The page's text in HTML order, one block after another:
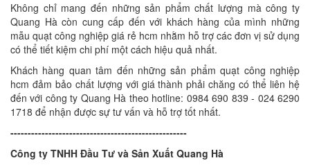
Không chỉ mang đến những sản phẩm chất lượng mà công ty
Quang Hà còn cung cấp đến với khách hàng của mình những
mẫu quạt công nghiệp giá rẻ hcm nhằm hỗ trợ các đơn vị sử dụng
có thể tiết kiệm chi phí một cách hiệu quả nhất.
Khách hàng quan tâm đến những sản phẩm quạt công nghiệp
hcm đảm bảo chất lượng với giá thành phải chăng có thể liên hệ
đến với công ty Quang Hà theo hotline: 0984 690 839 - 024 6290
1718 để nhận được sự tư vấn và hỗ trợ tốt nhất.
---------------------------------------------------
Công ty TNHH Đầu Tư và Sản Xuất Quang Hà